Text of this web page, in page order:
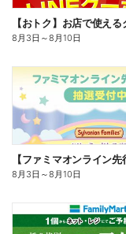
8月3日 ～8月10日
8月3日 ～8月10日